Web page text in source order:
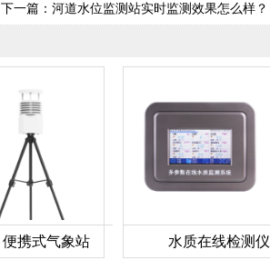
下一篇： 河道水位监测站实时监测效果怎么样？
便携式气象站 水质在线检测仪